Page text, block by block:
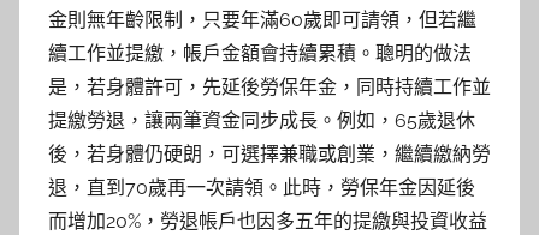
金則無年齡限制，只要年滿60歲即可請領，但若繼
續工作並提繳，帳戶金額會持續累積。聰明的做法
是，若身體許可，先延後勞保年金，同時持續工作並
提繳勞退，讓兩筆資金同步成長。例如，65歲退休
後，若身體仍硬朗，可選擇兼職或創業，繼續繳納勞
退，直到70歲再一次請領。此時，勞保年金因延後
而增加20%，勞退帳戶也因多五年的提繳與投資收益